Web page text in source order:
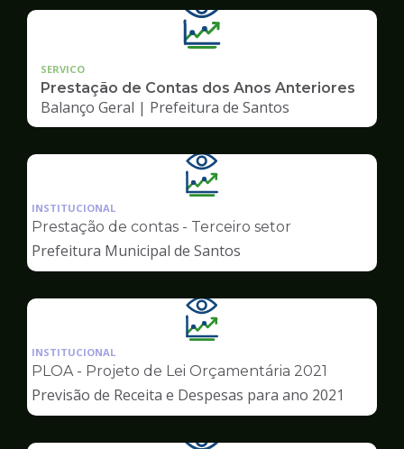
SERVICO
Prestação de Contas dos Anos Anteriores
Balanço Geral | Prefeitura de Santos
Ilustração
da
pagina
de
Transparência
INSTITUCIONAL
Prestação de contas - Terceiro setor
Prefeitura Municipal de Santos
Ilustração
da
pagina
Transparência
INSTITUCIONAL
PLOA - Projeto de Lei Orçamentária 2021
Previsão de Receita e Despesas para ano 2021